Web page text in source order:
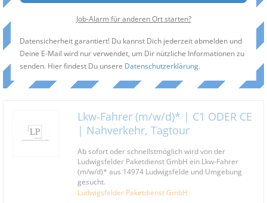
Job-Alarm für anderen Ort starten?
Datensicherheit garantiert! Du kannst Dich jederzeit abmelden und
Deine E-Mail wird nur verwendet, um Dir nützliche Informationen zu
senden. Hier findest Du unsere Datenschutzerklärung.
Lkw-Fahrer (m/w/d)* | C1 ODER CE
| Nahverkehr, Tagtour
Ab sofort oder schnellstmöglich wird von der
Ludwigsfelder Paketdienst GmbH ein Lkw-Fahrer
(m/w/d)* aus 14974 Ludwigsfelde und Umgebung
gesucht.
Ludwigsfelder Paketdienst GmbH